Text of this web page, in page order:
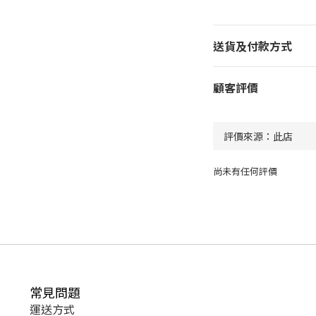
送貨及付款方式
顧客評價
尚未有任何評價
常見問題
運送方式